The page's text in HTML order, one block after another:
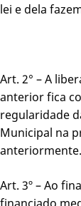
lei e dela
Art. 2° – A
anterior fica
regularidade
Municipal na
anteriormente.
Art. 3º – Ao